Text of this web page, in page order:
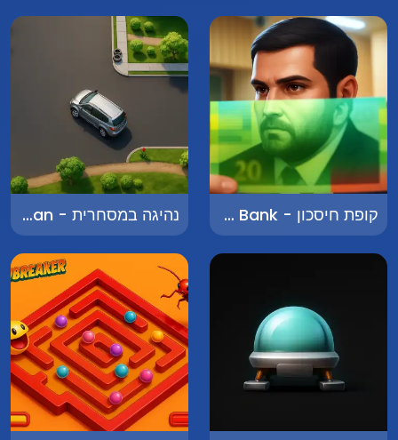
קופת חיסכון - Piggy Bank נהיגה במסחרית - Driving a Van